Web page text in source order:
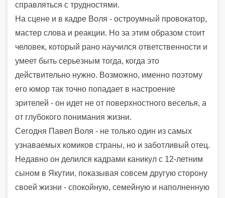
справляться с трудностями.
На сцене и в кадре Воля - остроумный провокатор,
мастер слова и реакции. Но за этим образом стоит
человек, который рано научился ответственности и
умеет быть серьезным тогда, когда это
действительно нужно. Возможно, именно поэтому
его юмор так точно попадает в настроение
зрителей - он идет не от поверхностного веселья, а
от глубокого понимания жизни.
Сегодня Павел Воля - не только один из самых
узнаваемых комиков страны, но и заботливый отец.
Недавно он делился кадрами каникул с 12-летним
сыном в Якутии, показывая совсем другую сторону
своей жизни - спокойную, семейную и наполненную